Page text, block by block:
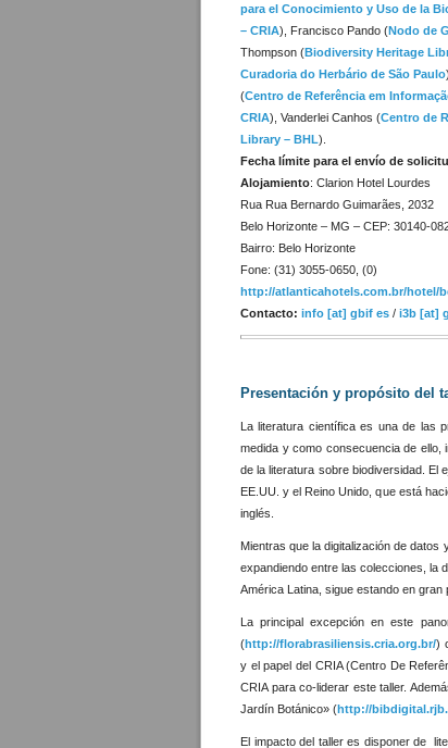
para el Conocimiento y Uso de la
– CRIA), Francisco Pando (Nodo de
Thompson (Biodiversity Heritage
Curadoria do Herbário de São Paulo
(Centro de Referência em
CRIA), Vanderlei Canhos (Centro de
Library – BHL).
Fecha límite para el envío de
Alojamiento: Clarion Hotel Lourdes
Rua Rua Bernardo Guimarães, 2032
Belo Horizonte – MG – CEP: 30140-
Bairro: Belo Horizonte
Fone: (31) 3055-0650, (0)
http://atlanticahotels.com.br/hotel/
Contacto: info [at] gbif es / i3b [at]
Presentación y propósito del
La literatura científica es una de las
medida y como consecuencia de ello,
de la literatura sobre biodiversidad. El
EE.UU. y el Reino Unido, que está
inglés.
Mientras que la digitalización de
expandiendo entre las colecciones, la
América Latina, sigue estando en gran
La principal excepción en este
(http://florabrasiliensis.cria.org.br/)
y el papel del CRIA (Centro De
CRIA para co-liderar este taller.
Jardín Botánico» (http://
El impacto del taller es disponer de